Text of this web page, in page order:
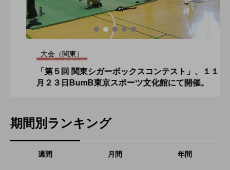
大会（関東）
「第５回 関東シガーボックスコンテスト」、１１
月２３日BumB東京スポーツ文化館にて開催。
期間別ランキング
週間 月間 年間